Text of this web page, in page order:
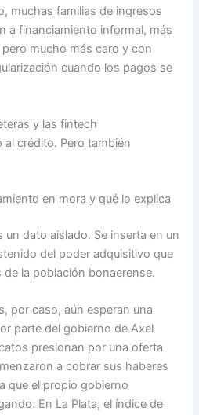
muchas familias de ingresos
a financiamiento informal, más
mucho más caro y con
cuando los pagos se
y las fintech
crédito. Pero también
en mora y qué lo explica
un dato aislado. Se inserta en un
del poder adquisitivo que
la población bonaerense.
por caso, aún esperan una
parte del gobierno de Axel
presionan por una oferta
a cobrar sus haberes
que el propio gobierno
En La Plata, el índice de